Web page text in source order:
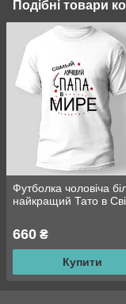
Подібні товари
Футболка чоловіча
найкращий Тато в
660 ₴
Купити